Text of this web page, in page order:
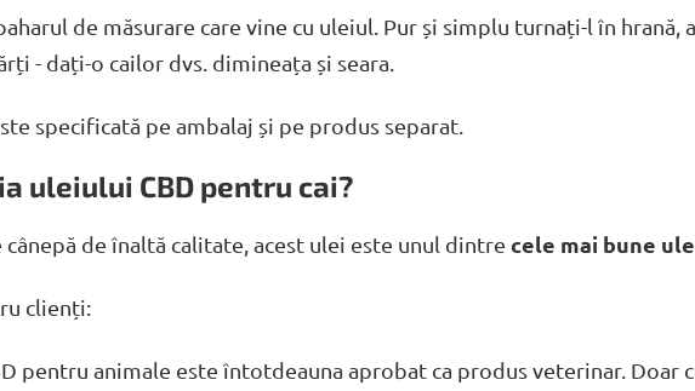
de măsurare care vine cu uleiul. Pur și simplu turnați-l în hrană,
- dați-o cailor dvs. dimineața și seara.
specificată pe ambalaj și pe produs separat.
uleiului CBD pentru cai?
de înaltă calitate, acest ulei este unul dintre cele mai bune
clienți:
pentru animale este întotdeauna aprobat ca produs veterinar.